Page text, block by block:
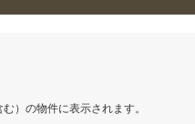
）の物件に表示されます。